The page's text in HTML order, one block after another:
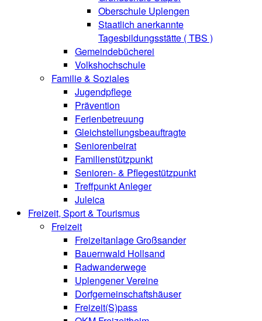
Oberschule Uplengen
Staatlich anerkannte
Tagesbildungsstätte ( TBS )
Gemeindebücherei
Volkshochschule
Familie & Soziales
Jugendpflege
Prävention
Ferienbetreuung
Gleichstellungsbeauftragte
Seniorenbeirat
Familienstützpunkt
Senioren- & Pflegestützpunkt
Treffpunkt Anleger
Juleica
Freizeit, Sport & Tourismus
Freizeit
Freizeitanlage Großsander
Bauernwald Hollsand
Radwanderwege
Uplengener Vereine
Dorfgemeinschaftshäuser
Freizeit(S)pass